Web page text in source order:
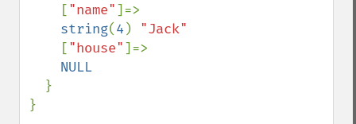
    [
"name"]=>
string(4 ) "Jack"
["house"]=>
NULL
}
}